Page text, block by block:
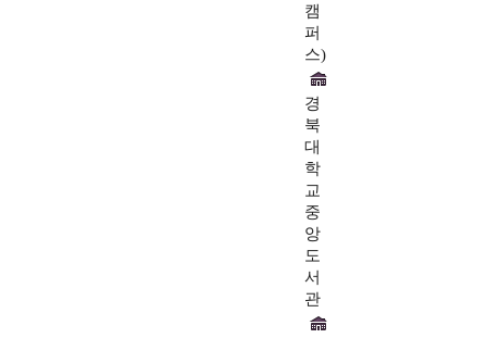
캠
퍼
스)
경
북
대
학
교
중
앙
도
서
관